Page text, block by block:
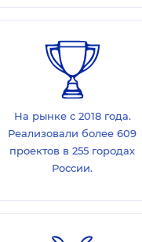
На рынке с 2018 года.
Реализовали более 609
проектов в 255 городах
России.